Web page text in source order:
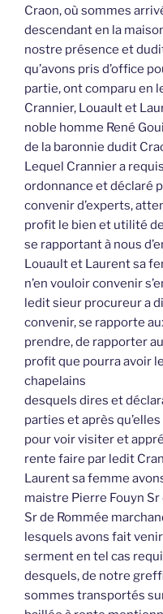
Craon, où sommes
descendant en la
nostre présence et
qu’avons pris d’office
partie, ont comparu en
Crannier, Louault et
noble homme René
de la baronnie dudit
Lequel Crannier a
ordonnance et déclaré
convenir d’experts,
profit le bien et utilité
se rapportant à nous
Louault et Laurent sa
n’en vouloir convenir
ledit sieur procureur a
convenir, se rapporte
prendre, de rapporter
profit que pourra avoir
chapelains
desquels dires et
parties et après
pour voir visiter et
rente faire par ledit
Laurent sa femme
maistre Pierre Fouyn
Sr de Rommée
lesquels avons fait
serment en tel cas
desquels, de notre
sommes transportés